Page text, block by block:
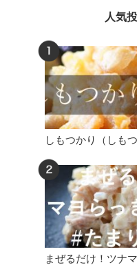
人気
しもつかり（しも
まぜるだけ！ツナ